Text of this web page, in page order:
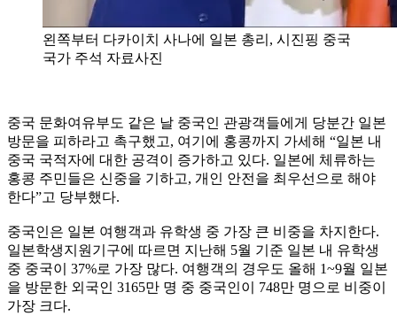
왼쪽부터 다카이치 사나에 일본 총리, 시진핑 중국
국가 주석 자료사진
중국 문화여유부도 같은 날 중국인 관광객들에게 당분간 일본
방문을 피하라고 촉구했고, 여기에 홍콩까지 가세해 “일본 내
중국 국적자에 대한 공격이 증가하고 있다. 일본에 체류하는
홍콩 주민들은 신중을 기하고, 개인 안전을 최우선으로 해야
한다”고 당부했다.
중국인은 일본 여행객과 유학생 중 가장 큰 비중을 차지한다.
일본학생지원기구에 따르면 지난해 5월 기준 일본 내 유학생
중 중국이 37%로 가장 많다. 여행객의 경우도 올해 1~9월 일본
을 방문한 외국인 3165만 명 중 중국인이 748만 명으로 비중이
가장 크다.